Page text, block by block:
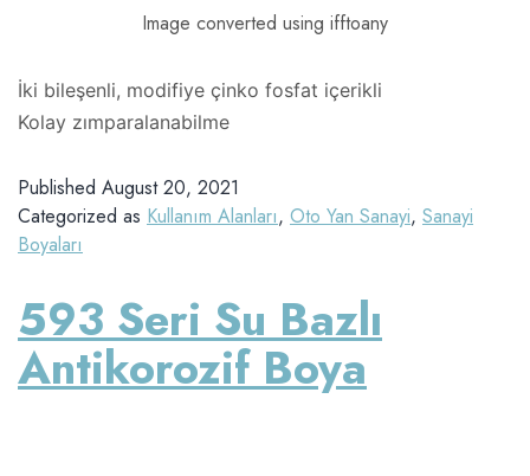
Image converted using ifftoany
İki bileşenli, modifiye çinko fosfat içerikli
Kolay zımparalanabilme
Published August 20, 2021
Categorized as Kullanım Alanları, Oto Yan Sanayi, Sanayi
Boyaları
593 Seri Su Bazlı
Antikorozif Boya